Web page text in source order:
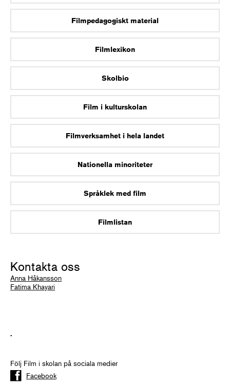
Filmpedagogiskt material
Filmlexikon
Skolbio
Film i kulturskolan
Filmverksamhet i hela landet
Nationella minoriteter
Språklek med film
Filmlistan
Kontakta oss
Anna Håkansson
Fatima Khayari
.
Följ Film i skolan på sociala medier
Facebook